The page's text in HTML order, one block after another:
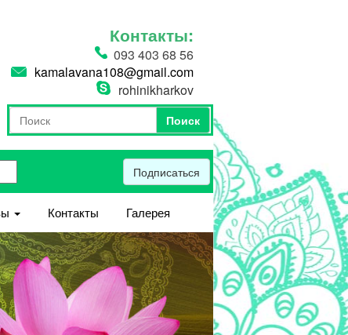
Контакты:
093 403 68 56
kamalavana108@gmail.com
rohinikharkov
Форма поиска
Поиск
Поиск
Подписаться
Контакты Галерея